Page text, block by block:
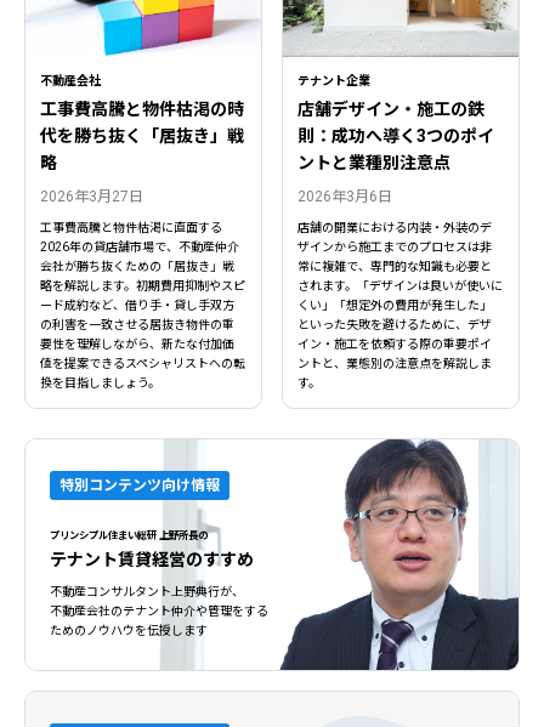
不動産会社
工事費高騰と物件枯渇の時
代を勝ち抜く「居抜き」戦
略
2026年3月27日
工事費高騰と物件枯渇に直面する
2026年の貸店舗市場で、不動産仲介
会社が勝ち抜くための「居抜き」戦
略を解説します。初期費用抑制やスピ
ード成約など、借り手・貸し手双方
の利害を一致させる居抜き物件の重
要性を理解しながら、新たな付加価
値を提案できるスペシャリストへの転
換を目指しましょう。
テナント企業
店舗デザイン・施工の鉄
則：成功へ導く3つのポイ
ントと業種別注意点
2026年3月6日
店舗の開業における内装・外装のデ
ザインから施工までのプロセスは非
常に複雑で、専門的な知識も必要と
されます。「デザインは良いが使いに
くい」「想定外の費用が発生した」
といった失敗を避けるために、デザ
イン・施工を依頼する際の重要ポイ
ントと、業態別の注意点を解説しま
す。
特別コンテンツ向け情報
プリンシプル住まい総研 上野所長の
テナント賃貸経営のすすめ
不動産コンサルタント上野典行が、
不動産会社のテナント仲介や管理をする
ためのノウハウを伝授します